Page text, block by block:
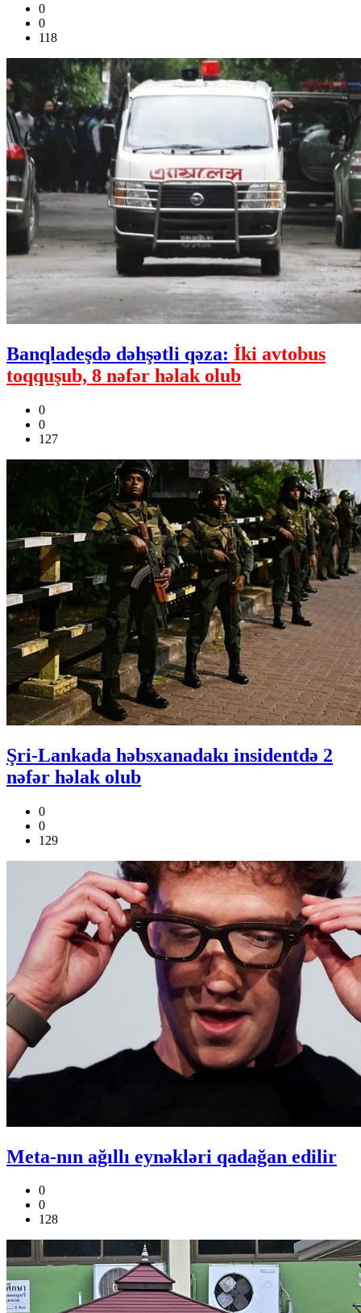
0
0
118
Banqladeşdə dəhşətli qəza: İki avtobus
toqquşub, 8 nəfər həlak olub
0
0
127
Şri-Lankada həbsxanadakı insidentdə 2
nəfər həlak olub
0
0
129
Meta-nın ağıllı eynəkləri qadağan edilir
0
0
128